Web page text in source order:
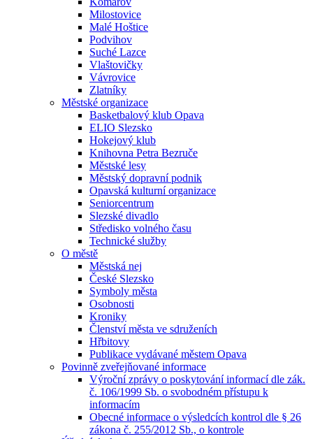
Milostovice
Malé Hoštice
Podvihov
Suché Lazce
Vlaštovičky
Vávrovice
Zlatníky
Městské organizace
Basketbalový klub Opava
ELIO Slezsko
Hokejový klub
Knihovna Petra Bezruče
Městské lesy
Městský dopravní podnik
Opavská kulturní organizace
Seniorcentrum
Slezské divadlo
Středisko volného času
Technické služby
O městě
Městská nej
České Slezsko
Symboly města
Osobnosti
Kroniky
Členství města ve sdruženích
Hřbitovy
Publikace vydávané městem Opava
Povinně zveřejňované informace
Výroční zprávy o poskytování informací dle zák.
č. 106/1999 Sb. o svobodném přístupu k
informacím
Obecné informace o výsledcích kontrol dle § 26
zákona č. 255/2012 Sb., o kontrole